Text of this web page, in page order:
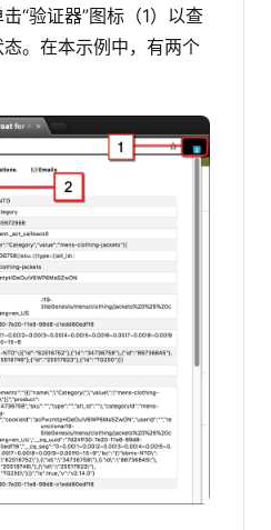
“验证器”图标（1）以查
。在本示例中，有两个